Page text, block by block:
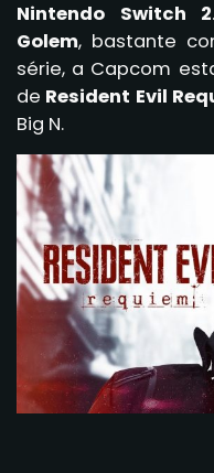
Nintendo Switch 2
Golem, bastante
série, a Capcom
de Resident Evil
Big N.